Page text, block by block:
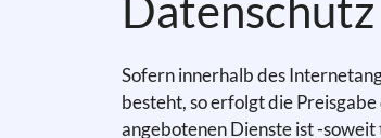
Datenschutz
Sofern innerhalb des
besteht, so erfolgt die
angebotenen Dienste ist -